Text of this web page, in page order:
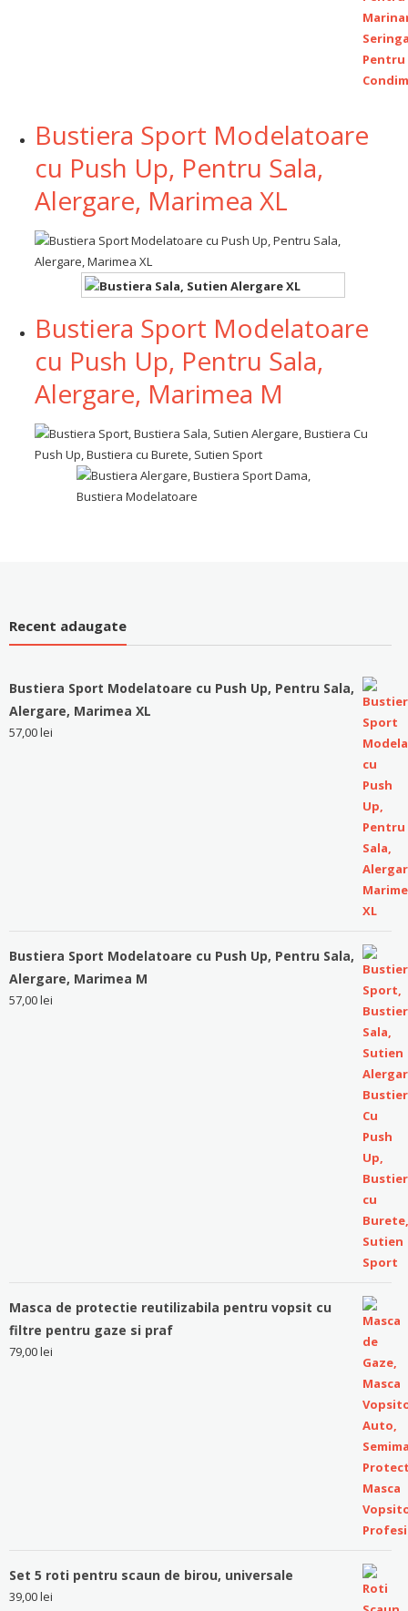
Bustiera Sport Modelatoare
cu Push Up, Pentru Sala,
Alergare, Marimea XL
Bustiera Sport Modelatoare
cu Push Up, Pentru Sala,
Alergare, Marimea M
Recent adaugate
Bustiera Sport Modelatoare cu Push Up, Pentru Sala,
Alergare, Marimea XL
57,00lei
Bustiera Sport Modelatoare cu Push Up, Pentru Sala,
Alergare, Marimea M
57,00lei
Masca de protectie reutilizabila pentru vopsit cu
filtre pentru gaze si praf
79,00lei
Set 5 roti pentru scaun de birou, universale
39,00lei